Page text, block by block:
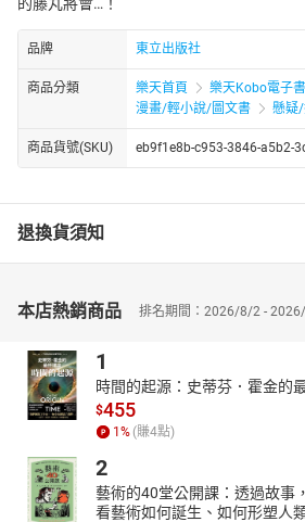
品牌 東立出版社
商品分類 樂天首頁
樂天Kobo電子書
漫畫/輕小說/圖文書
懸疑
商品貨號(SKU) eb9f1e8b-c953-3846-a5b2-
退換貨須知
本店熱銷商品 排名期間：2026/8/2 -
1
時間的起源：史蒂芬．霍金的
$455
1% (賺4點)
2
藝術的40堂公開課：透過故事
看藝術如何誕生、如何形塑人